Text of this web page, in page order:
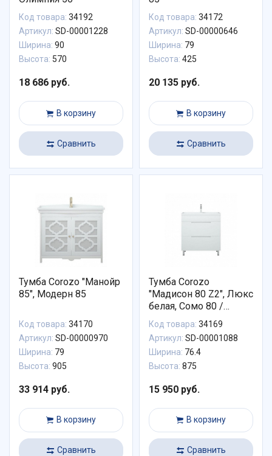
Код товара: 34192
Артикул: SD-00001228
Ширина: 90
Высота: 570
18 686 руб.
В корзину
Сравнить
Код товара: 34172
Артикул: SD-00000646
Ширина: 79
Высота: 425
20 135 руб.
В корзину
Сравнить
Тумба Corozo "Манойр
85", Модерн 85
Код товара: 34170
Артикул: SD-00000970
Ширина: 79
Высота: 905
33 914 руб.
В корзину
Сравнить
Тумба Corozo
"Мадисон 80 Z2", Люкс
белая, Сомо 80 /
Фостер 80
Код товара: 34169
Артикул: SD-00001088
Ширина: 76.4
Высота: 875
15 950 руб.
В корзину
Сравнить